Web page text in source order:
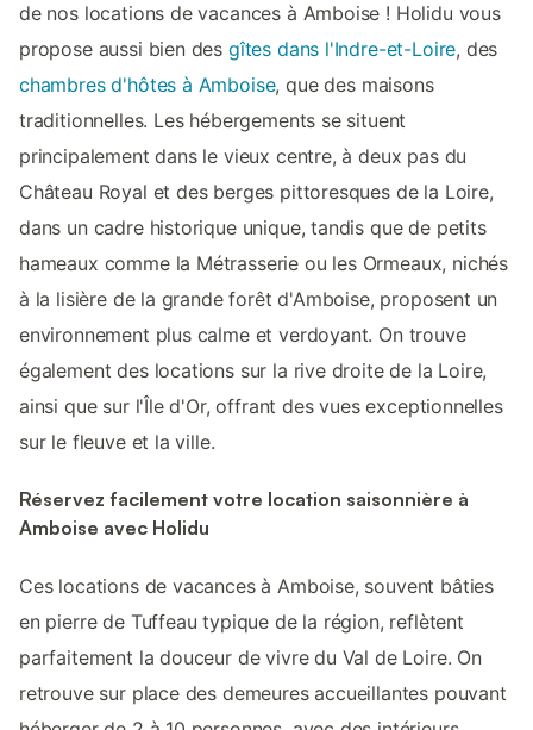
de nos locations de vacances à Amboise ! Holidu vous
propose aussi bien des gîtes dans l'Indre-et-Loire, des
chambres d'hôtes à Amboise, que des maisons
traditionnelles. Les hébergements se situent
principalement dans le vieux centre, à deux pas du
Château Royal et des berges pittoresques de la Loire,
dans un cadre historique unique, tandis que de petits
hameaux comme la Métrasserie ou les Ormeaux, nichés
à la lisière de la grande forêt d'Amboise, proposent un
environnement plus calme et verdoyant. On trouve
également des locations sur la rive droite de la Loire,
ainsi que sur l'Île d'Or, offrant des vues exceptionnelles
sur le fleuve et la ville.
Réservez facilement votre location saisonnière à
Amboise avec Holidu
Ces locations de vacances à Amboise, souvent bâties
en pierre de Tuffeau typique de la région, reflètent
parfaitement la douceur de vivre du Val de Loire. On
retrouve sur place des demeures accueillantes pouvant